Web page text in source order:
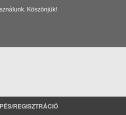
Köszönjük!
REGISZTRÁCIÓ